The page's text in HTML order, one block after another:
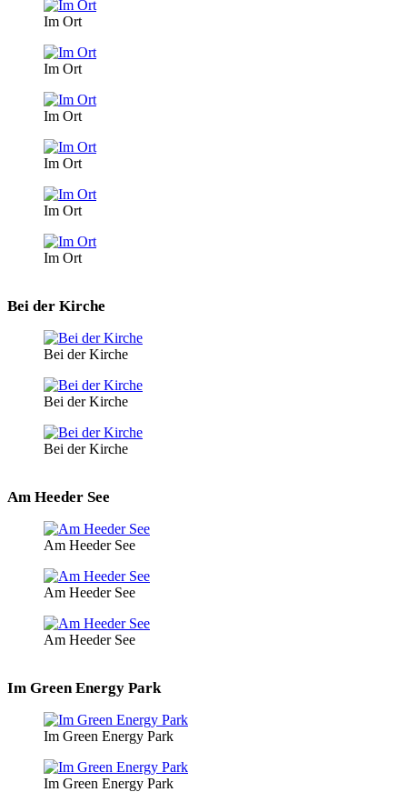
Im Ort
Im Ort
Im Ort
Im Ort
Im Ort
Im Ort
Bei der Kirche
Bei der Kirche
Bei der Kirche
Bei der Kirche
Am Heeder See
Am Heeder See
Am Heeder See
Am Heeder See
Im Green Energy Park
Im Green Energy Park
Im Green Energy Park